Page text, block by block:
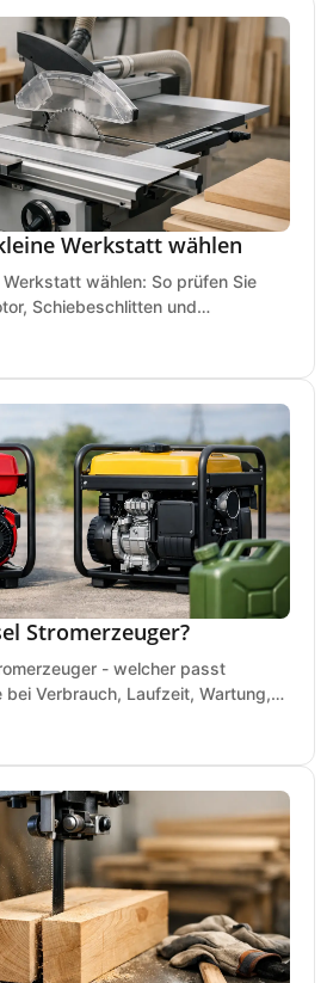
Werkstatt wählen
wählen: So prüfen Sie
Schiebeschlitten und
Stromerzeuger?
- welcher passt
Verbrauch, Laufzeit, Wartung,